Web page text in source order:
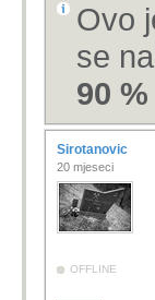
Ovo
se
90
Sirotanovic
20 mjeseci
OFFLINE